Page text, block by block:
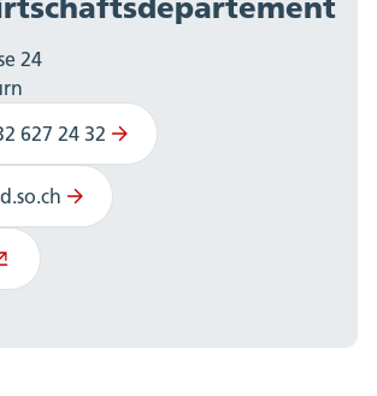
24
627 24 32